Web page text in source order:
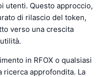
utenti. Questo approccio,
di rilascio del token,
verso una crescita
in RFOX o qualsiasi
ricerca approfondita. La